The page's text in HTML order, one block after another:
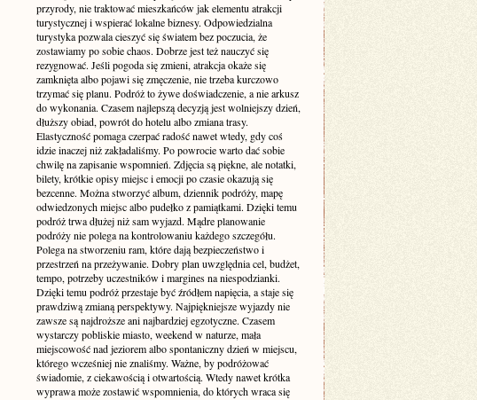
przyrody, nie traktować mieszkańców jak elementu atrakcji
turystycznej i wspierać lokalne biznesy. Odpowiedzialna
turystyka pozwala cieszyć się światem bez poczucia, że
zostawiamy po sobie chaos. Dobrze jest też nauczyć się
rezygnować. Jeśli pogoda się zmieni, atrakcja okaże się
zamknięta albo pojawi się zmęczenie, nie trzeba kurczowo
trzymać się planu. Podróż to żywe doświadczenie, a nie arkusz
do wykonania. Czasem najlepszą decyzją jest wolniejszy dzień,
dłuższy obiad, powrót do hotelu albo zmiana trasy.
Elastyczność pomaga czerpać radość nawet wtedy, gdy coś
idzie inaczej niż zakładaliśmy. Po powrocie warto dać sobie
chwilę na zapisanie wspomnień. Zdjęcia są piękne, ale notatki,
bilety, krótkie opisy miejsc i emocji po czasie okazują się
bezcenne. Można stworzyć album, dziennik podróży, mapę
odwiedzonych miejsc albo pudełko z pamiątkami. Dzięki temu
podróż trwa dłużej niż sam wyjazd. Mądre planowanie
podróży nie polega na kontrolowaniu każdego szczegółu.
Polega na stworzeniu ram, które dają bezpieczeństwo i
przestrzeń na przeżywanie. Dobry plan uwzględnia cel, budżet,
tempo, potrzeby uczestników i margines na niespodzianki.
Dzięki temu podróż przestaje być źródłem napięcia, a staje się
prawdziwą zmianą perspektywy. Najpiękniejsze wyjazdy nie
zawsze są najdroższe ani najbardziej egzotyczne. Czasem
wystarczy pobliskie miasto, weekend w naturze, mała
miejscowość nad jeziorem albo spontaniczny dzień w miejscu,
którego wcześniej nie znaliśmy. Ważne, by podróżować
świadomie, z ciekawością i otwartością. Wtedy nawet krótka
wyprawa może zostawić wspomnienia, do których wraca się